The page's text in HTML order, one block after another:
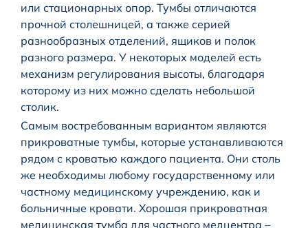
или стационарных опор. Тумбы отличаются
прочной столешницей, а также серией
разнообразных отделений, ящиков и полок
разного размера. У некоторых моделей есть
механизм регулирования высоты, благодаря
которому из них можно сделать небольшой
столик.
Самым востребованным вариантом являются
прикроватные тумбы, которые устанавливаются
рядом с кроватью каждого пациента. Они столь
же необходимы любому государственному или
частному медицинскому учреждению, как и
больничные кровати. Хорошая прикроватная
медицинская тумба для частного медцентра –